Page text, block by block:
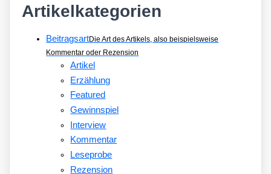
Artikelkategorien
BeitragsartDie Art des Artikels, also beispielsweise
Kommentar oder Rezension
Artikel
Erzählung
Featured
Gewinnspiel
Interview
Kommentar
Leseprobe
Rezension